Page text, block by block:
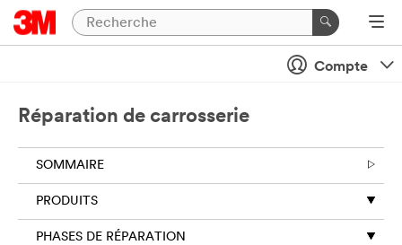
Compte
Réparation de carrosserie
SOMMAIRE
PRODUITS
PHASES DE RÉPARATION